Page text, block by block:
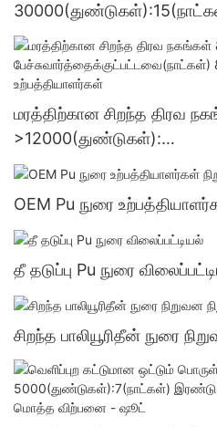
துண்டுகள்US.3 வழங்கல்
மரத்திற்கான சிறந்த திரவ
>12000(துண்டுகள்):
துண்டுகள்US72
OEM Pu நுரை
தீ தடுப்பு Pu நுரை
சிறந்த பாலியூரிதீன் நுரை